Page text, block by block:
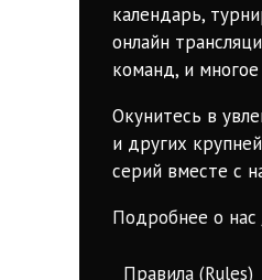
календарь,
онлайн
команд, и
Окунитесь в
и других
серий вместе с
Подробнее о
Правила (Rules)